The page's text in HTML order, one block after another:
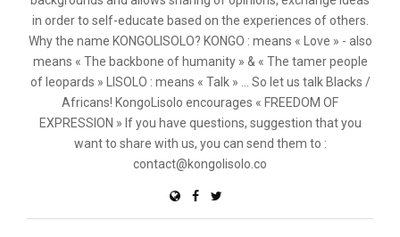
in order to self-educate based on the experiences of others.
Why the name KONGOLISOLO? KONGO : means « Love » - also
means « The backbone of humanity » & « The tamer people
of leopards » LISOLO : means « Talk » ... So let us talk Blacks /
Africans! KongoLisolo encourages « FREEDOM OF
EXPRESSION » If you have questions, suggestion that you
want to share with us, you can send them to :
contact@kongolisolo.co